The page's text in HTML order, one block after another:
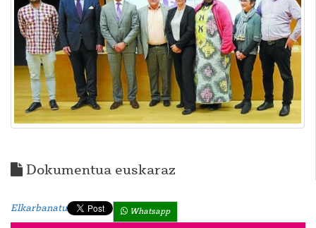
Dokumentua euskaraz
Elkarbanatu Whatsapp